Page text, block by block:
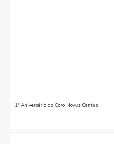
1.º Aniversário do Coro Novus Cantus